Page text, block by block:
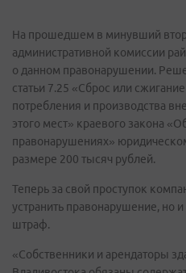
На прошедшем в минувший
административной комиссии
о данном правонарушении.
статьи 7.25 «Сброс или
потребления и производства
этого мест» краевого закона
правонарушениях»
размере 200 тысяч рублей.
Теперь за свой проступок
устранить правонарушение, но
штраф.
«Собственники и арендаторы